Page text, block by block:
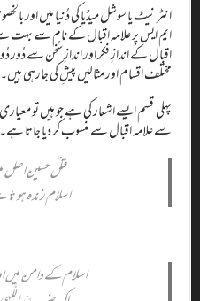
انٹر نیٹ یا سوشل میڈیا کی دُنیا میں اور
ایم ایس پر علامہ اقبال کے نام سے بہت
اقبال کے اندازِ فکر اور اندازِ سُخن سے دُور
مختلف اقسام اور مثالیں پیشِ کی جارہی ہیں۔
پہلی قسم ایسے اشعار کی ہے جو ہیں تو
سے علامہ اقبال سے منسوب کر دیا جاتا ہے۔
قتل حسین اصل
اسلام زندہ
اسلام کے دامن میں